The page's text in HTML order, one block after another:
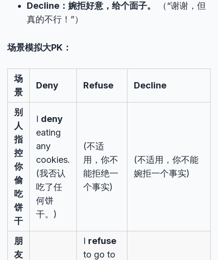
Decline：婉拒好意，给个面子。
（“谢谢，但
真的不行！”）
场景模拟大PK：
场
景
Deny Refuse Decline
别
人
指
控
你
偷
吃
饼
干
I deny
eating
any
cookies.
(我否认
吃了任
何饼
干。)
(不适
用，你不
能拒绝一
个事实)
(不适用，你不能
婉拒一个事实)
朋
友
I refuse
to go to